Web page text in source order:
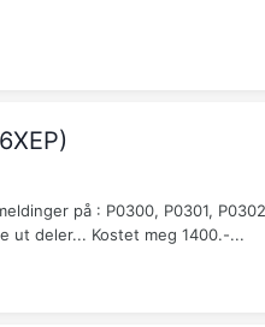
på : P0300, P0301,
ut deler... Kostet meg 1400.-...